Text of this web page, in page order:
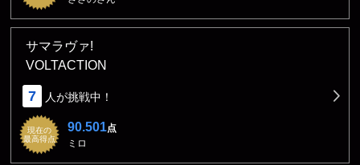
サマラヴァ!
VOLTACTION
7 人が挑戦中！
現在の
最高得点
90.501点
ミロ